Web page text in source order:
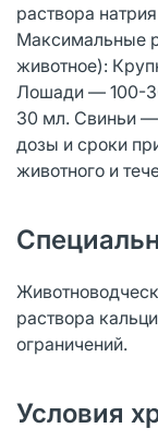
раствора
Максимальные
животное):
Лошади — 100-
30 мл. Свиньи
дозы и сроки
животного и
раствора
ограничений.
Условия